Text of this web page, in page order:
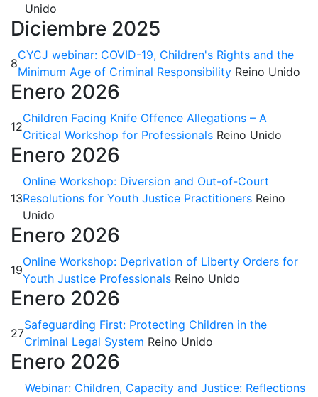
Unido
Diciembre 2025
8
CYCJ webinar: COVID-19, Children's Rights and the
Minimum Age of Criminal Responsibility Reino Unido
Enero 2026
12
Children Facing Knife Offence Allegations – A
Critical Workshop for Professionals Reino Unido
Enero 2026
13
Online Workshop: Diversion and Out-of-Court
Resolutions for Youth Justice Practitioners Reino
Unido
Enero 2026
19
Online Workshop: Deprivation of Liberty Orders for
Youth Justice Professionals Reino Unido
Enero 2026
27
Safeguarding First: Protecting Children in the
Criminal Legal System Reino Unido
Enero 2026
Webinar: Children, Capacity and Justice: Reflections